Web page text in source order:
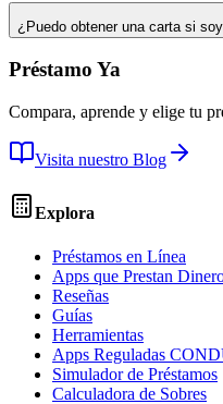
¿Puedo obtener una carta si
Préstamo Ya
Compara, aprende y elige tu
Visita nuestro Blog
Explora
Préstamos en Línea
Apps que Prestan
Reseñas
Guías
Herramientas
Apps Reguladas
Simulador de Préstamos
Calculadora de Sobres